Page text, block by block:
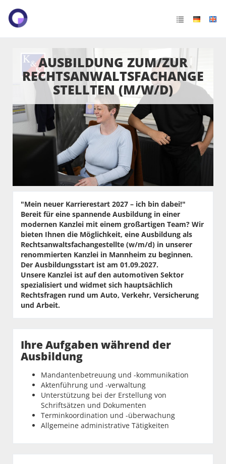
AUSBILDUNG ZUM/ZUR
RECHTSANWALTSFACHANGE
STELLTEN (M/W/D)
"Mein neuer Karrierestart 2027 – ich bin dabei!"
Bereit für eine spannende Ausbildung in einer
modernen Kanzlei mit einem großartigen Team? Wir
bieten Ihnen die Möglichkeit, eine Ausbildung als
Rechtsanwaltsfachangestellte (w/m/d) in unserer
renommierten Kanzlei in Mannheim zu beginnen.
Der Ausbildungsstart ist am 01.09.2027.
Unsere Kanzlei ist auf den automotiven Sektor
spezialisiert und widmet sich hauptsächlich
Rechtsfragen rund um Auto, Verkehr, Versicherung
und Arbeit.
Ihre Aufgaben während der
Ausbildung
Mandantenbetreuung und -kommunikation
Aktenführung und -verwaltung
Unterstützung bei der Erstellung von
Schriftsätzen und Dokumenten
Terminkoordination und -überwachung
Allgemeine administrative Tätigkeiten